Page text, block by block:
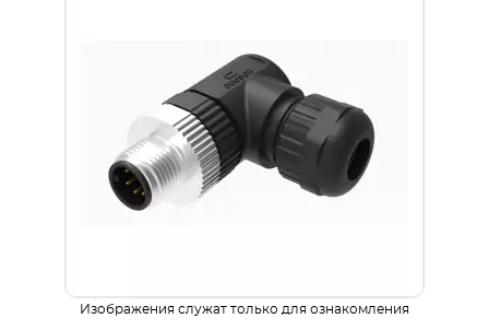
Изображения служат только для ознакомления